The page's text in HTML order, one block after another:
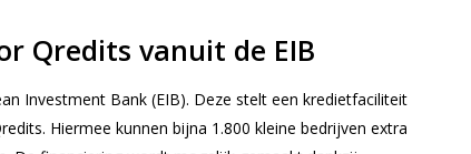
Qredits vanuit de EIB
Investment Bank (EIB). Deze stelt een kredietfaciliteit
Hiermee kunnen bijna 1.800 kleine bedrijven extra